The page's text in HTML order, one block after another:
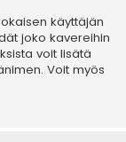
käyttäjän
joko kavereihin
voit lisätä
Voit myös